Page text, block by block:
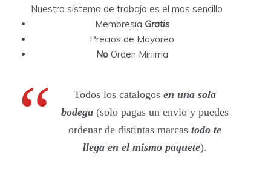
Nuestro sistema de trabajo es el mas sencillo
Membresia Gratis
Precios de Mayoreo
NoOrden Minima
Todos los catalogos en una sola
bodega (solo pagas un envio y puedes
ordenar de distintas marcastodo te
llega en el mismo paquete).